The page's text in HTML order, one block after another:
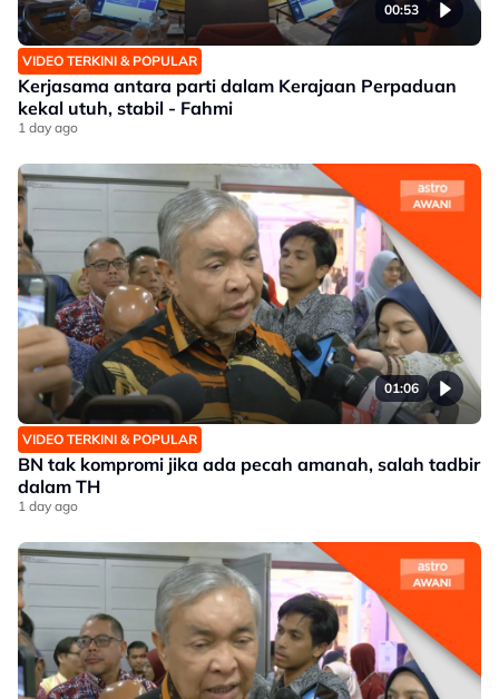
00:53
VIDEO TERKINI & POPULAR
Kerjasama antara parti dalam Kerajaan Perpaduan
kekal utuh, stabil - Fahmi
1 day ago
01:06
VIDEO TERKINI & POPULAR
BN tak kompromi jika ada pecah amanah, salah tadbir
dalam TH
1 day ago